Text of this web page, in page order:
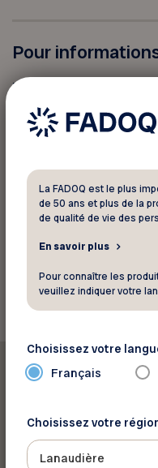
Pour
Équipe Barbeau
3131 Boul. de la
Téléphone :514
Site web
La FADOQ est le plus
de 50 ans et plus de la
de qualité de vie des
En savoir plus
Pour connaître les
veuillez indiquer votre
Choisissez votre
Français
Choisissez votre
Lanaudière